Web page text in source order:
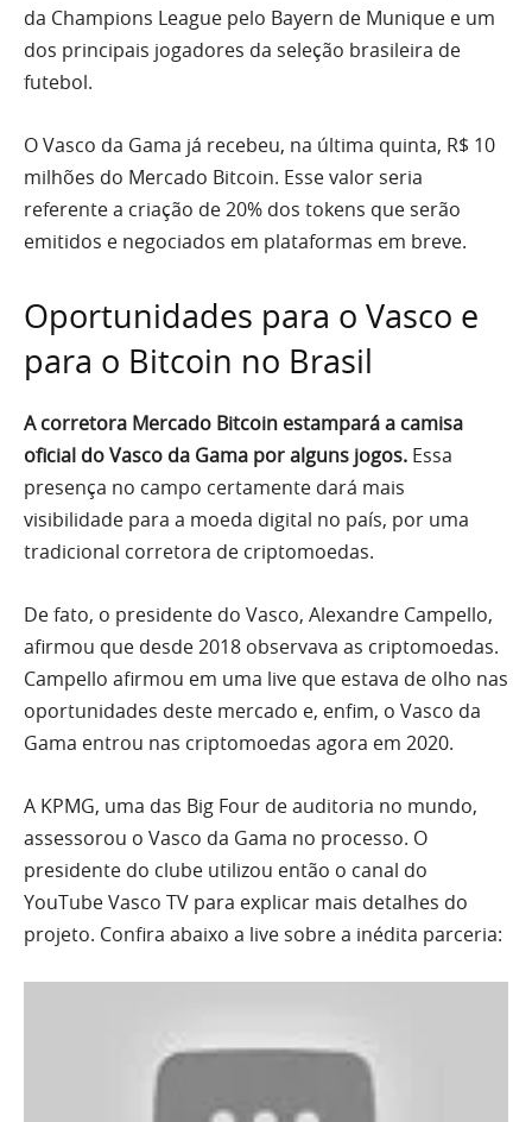
da Champions League pelo Bayern de Munique e um
dos principais jogadores da seleção brasileira de
futebol.
O Vasco da Gama já recebeu, na última quinta, R$ 10
milhões do Mercado Bitcoin. Esse valor seria
referente a criação de 20% dos tokens que serão
emitidos e negociados em plataformas em breve.
Oportunidades para o Vasco e
para o Bitcoin no Brasil
A corretora Mercado Bitcoin estampará a camisa
oficial do Vasco da Gama por alguns jogos. Essa
presença no campo certamente dará mais
visibilidade para a moeda digital no país, por uma
tradicional corretora de criptomoedas.
De fato, o presidente do Vasco, Alexandre Campello,
afirmou que desde 2018 observava as criptomoedas.
Campello afirmou em uma live que estava de olho nas
oportunidades deste mercado e, enfim, o Vasco da
Gama entrou nas criptomoedas agora em 2020.
A KPMG, uma das Big Four de auditoria no mundo,
assessorou o Vasco da Gama no processo. O
presidente do clube utilizou então o canal do
YouTube Vasco TV para explicar mais detalhes do
projeto. Confira abaixo a live sobre a inédita parceria: